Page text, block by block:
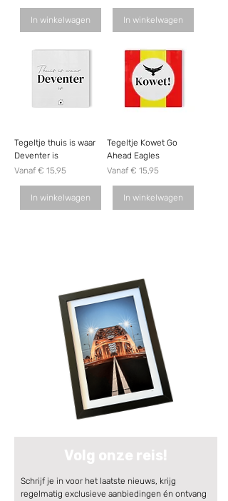
In winkelwagen In winkelwagen
Tegeltje thuis is waar
Deventer is
Vanaf € 15,95
Verkoopprijs
In winkelwagen
Tegeltje Kowet Go
Ahead Eagles
Vanaf € 15,95
Verkoopprijs
In winkelwagen
Volg onze reis!
Schrijf je in voor het laatste nieuws, krijg
regelmatig exclusieve aanbiedingen én ontvang